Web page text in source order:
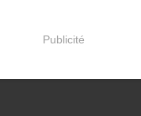
Publicité